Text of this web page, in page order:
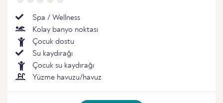
Spa / Wellness
Kolay banyo noktası
Çocuk dostu
Su kaydırağı
Çocuk su kaydırağı
Yüzme havuzu/havuz